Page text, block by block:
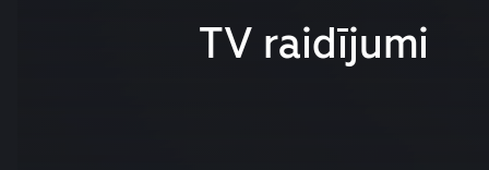
TV raidījumi